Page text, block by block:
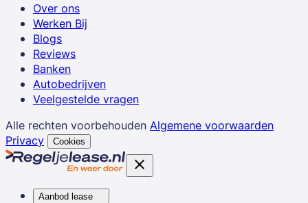
Over ons
Werken Bij
Blogs
Reviews
Banken
Autobedrijven
Veelgestelde vragen
Alle rechten voorbehouden Algemene voorwaarden
Privacy
Cookies
Aanbod lease